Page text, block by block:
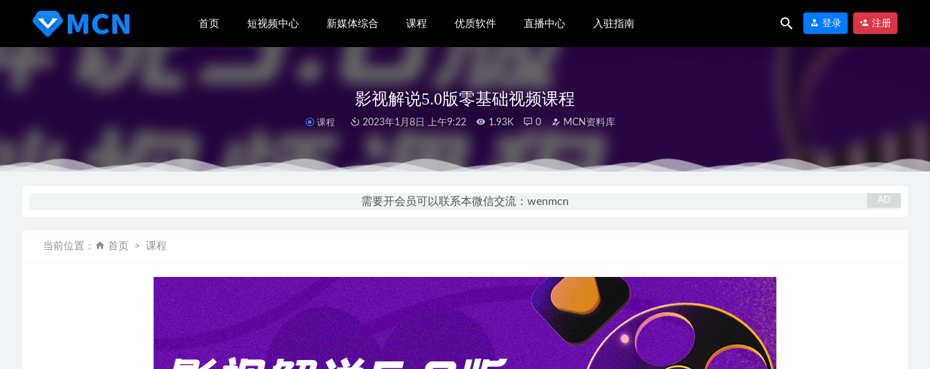
首页 短视频中心 新媒体综合 课程 优质软件 直播中心 入驻指南 登录 注册
影视解说5.0版零基础视频课程
课程 2023年1月8日 上午9:22 1.93K 0 MCN资料库
需要开会员可以联系本微信交流：wenmcn
当前位置： 首页 课程
微博MCN机构入驻指南 2020-11-09
168家认证MCN机构合作方式 2021-03-09